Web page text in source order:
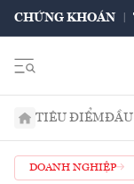
CHỨNG KHOÁN
TIÊU ĐIỂMĐẦU
DOANH NGHIỆP